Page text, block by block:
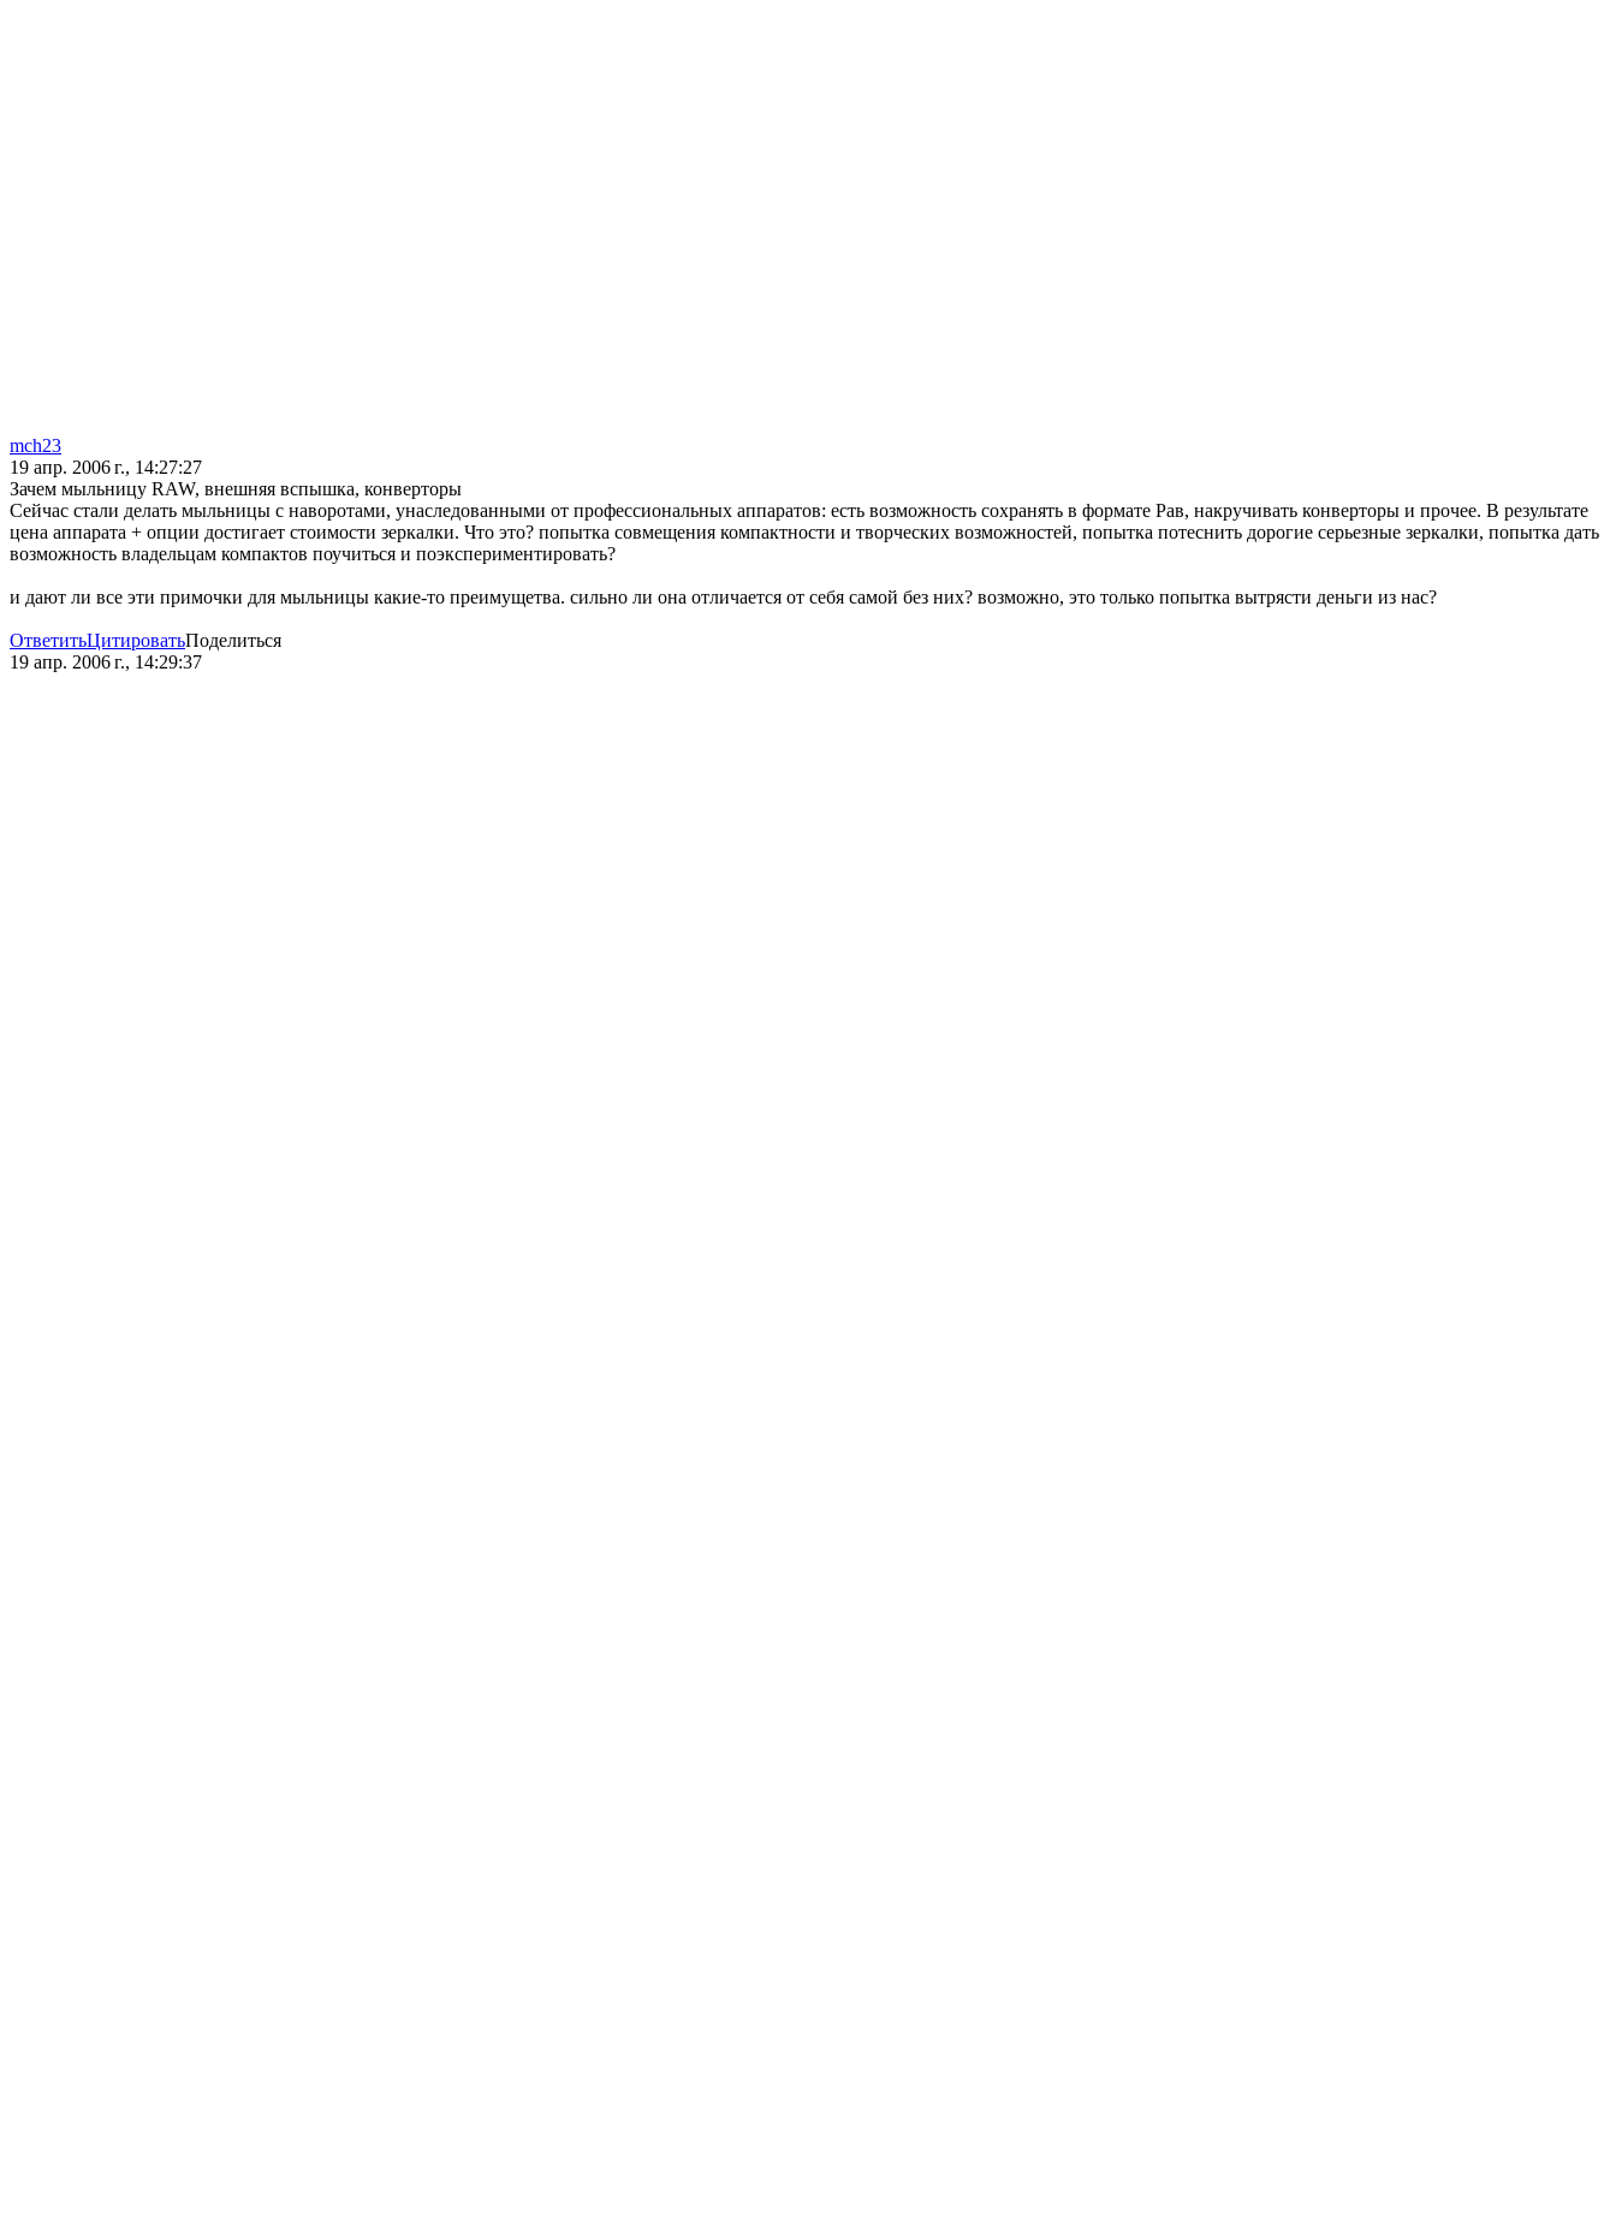
mch23
19 апр. 2006 г., 14:27:27
Зачем мыльницу RAW, внешняя вспышка, конверторы
Сейчас стали делать мыльницы с наворотами, унаследованными от профессиональных аппаратов: есть возможность сохранять в формате Рав, накручивать конверторы и прочее. В результате
цена аппарата + опции достигает стоимости зеркалки. Что это? попытка совмещения компактности и творческих возможностей, попытка потеснить дорогие серьезные зеркалки, попытка дать
возможность владельцам компактов поучиться и поэкспериментировать?
и дают ли все эти примочки для мыльницы какие-то преимущетва. сильно ли она отличается от себя самой без них? возможно, это только попытка вытрясти деньги из нас?
ОтветитьЦитироватьПоделиться
19 апр. 2006 г., 14:29:37